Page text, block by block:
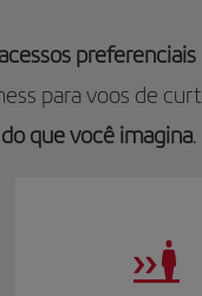
acessos preferenciais
para voos de
que você imagina.